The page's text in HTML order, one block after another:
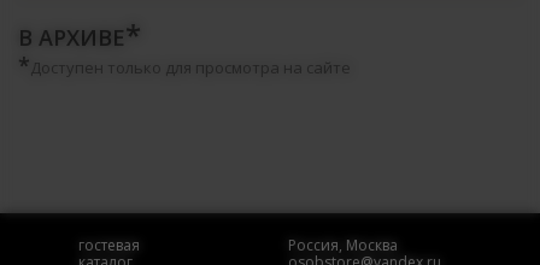
В АРХИВЕ
* Доступен только для просмотра на сайте
гостевая
Россия, Москва